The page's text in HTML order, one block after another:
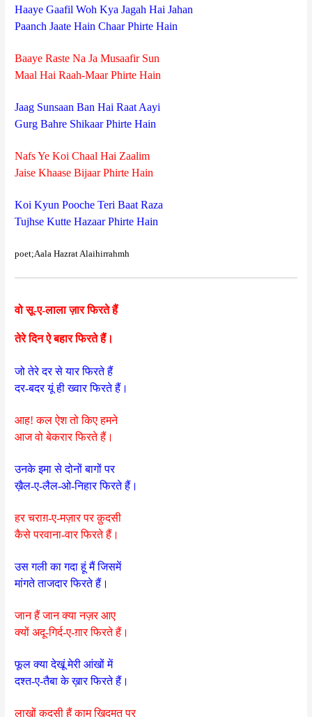
Haaye Gaafil Woh Kya Jagah Hai Jahan
Paanch Jaate Hain Chaar Phirte Hain
Baaye Raste Na Ja Musaafir Sun
Maal Hai Raah-Maar Phirte Hain
Jaag Sunsaan Ban Hai Raat Aayi
Gurg Bahre Shikaar Phirte Hain
Nafs Ye Koi Chaal Hai Zaalim
Jaise Khaase Bijaar Phirte Hain
Koi Kyun Pooche Teri Baat Raza
Tujhse Kutte Hazaar Phirte Hain
poet;Aala Hazrat Alaihirrahmh
वो सू-ए-लाला ज़ार फिरते हैं
तेरे दिन ऐ बहार फिरते हैं।
जो तेरे दर से यार फिरते हैं
दर-बदर यूं ही ख्वार फिरते हैं।
आह! कल ऐश तो किए हमने
आज वो बेकरार फिरते हैं।
उनके इमा से दोनों बागों पर
ख़ैल-ए-लैल-ओ-निहार फिरते हैं।
हर चराग़-ए-मज़ार पर क़ुदसी
कैसे परवाना-वार फिरते हैं।
उस गली का गदा हूं मैं जिसमें
मांगते ताजदार फिरते हैं।
जान हैं जान क्या नज़र आए
क्यों अदू-गिर्द-ए-ग़ार फिरते हैं।
फूल क्या देखूं मेरी आंखों में
दश्त-ए-तैबा के ख़ार फिरते हैं।
लाखों कुदसी हैं काम खिदमत पर